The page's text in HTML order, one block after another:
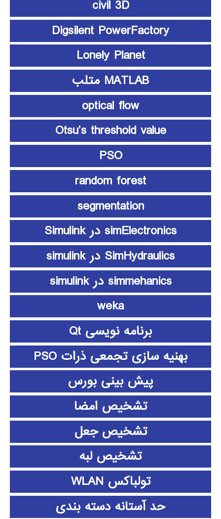
civil 3D
Digsilent PowerFactory
Lonely Planet
MATLAB متلب
optical flow
Otsu’s threshold value
PSO
random forest
segmentation
simElectronics در Simulink
SimHydraulics در simulink
simmehanics در simulink
weka
برنامه نویسی Qt
بهنیه سازی تجمعی ذرات PSO
پیش بینی بورس
تشخیص امضا
تشخیص جعل
تشخیص لبه
تولباکس WLAN
حد آستانه دسته بندی